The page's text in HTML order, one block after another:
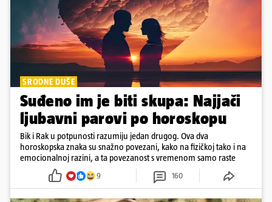
SRODNE DUŠE
Suđeno im je biti skupa: Najjači
ljubavni parovi po horoskopu
Bik i Rak u potpunosti razumiju jedan drugog. Ova dva
horoskopska znaka su snažno povezani, kako na fizičkoj tako i na
emocionalnoj razini, a ta povezanost s vremenom samo raste
9 160